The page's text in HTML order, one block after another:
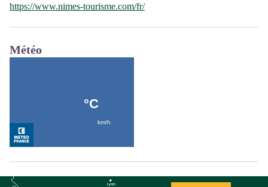
https://www.nimes-tourisme.com/fr/
Météo